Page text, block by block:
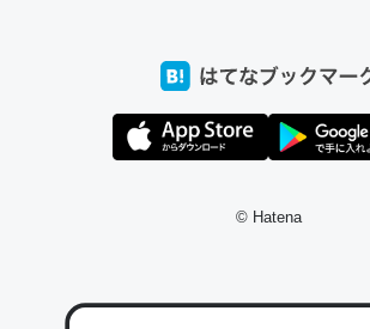
たいなのでネット環境作ったけどAlexaし
© Hatena